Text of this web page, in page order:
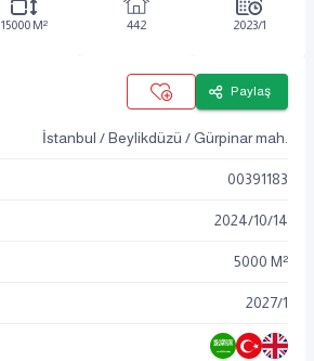
15000 M² 442 2023/1
Paylaş
İstanbul / Beylikdüzü / Gürpinar mah.
00391183
2024/10/14
5000 M²
2027/1